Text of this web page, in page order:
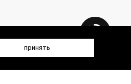
получения рекламных и
принять